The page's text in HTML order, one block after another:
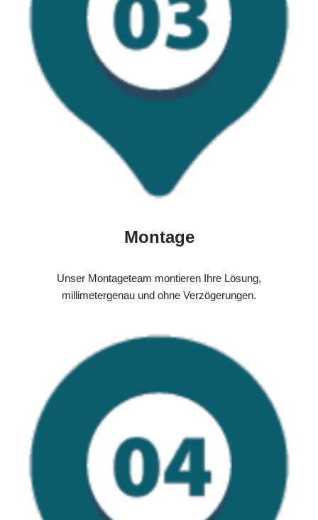
Montage
Unser Montageteam montieren Ihre Lösung,
millimetergenau und ohne Verzögerungen.